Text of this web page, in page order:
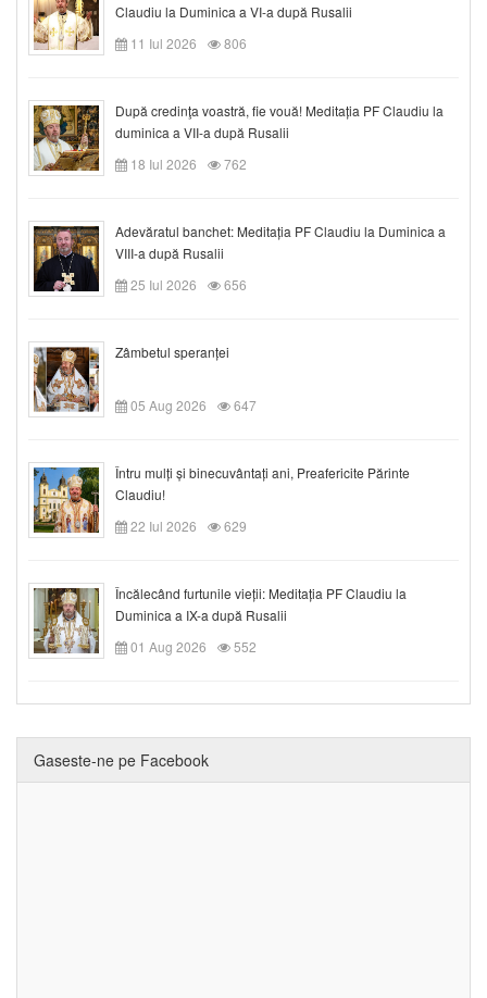
Claudiu la Duminica a VI-a după Rusalii
11 Iul 2026
806
După credinţa voastră, fie vouă! Meditația PF Claudiu la
duminica a VII-a după Rusalii
18 Iul 2026
762
Adevăratul banchet: Meditația PF Claudiu la Duminica a
VIII-a după Rusalii
25 Iul 2026
656
Zâmbetul speranței
05 Aug 2026 647
Întru mulți și binecuvântați ani, Preafericite Părinte
Claudiu!
22 Iul 2026
629
Încălecând furtunile vieții: Meditația PF Claudiu la
Duminica a IX-a după Rusalii
01 Aug 2026
552
Gaseste-ne pe Facebook